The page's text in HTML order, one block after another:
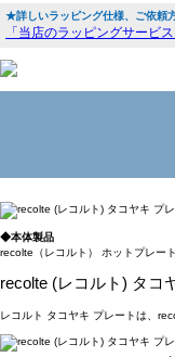
★詳しいラッピング仕様、ご依頼
「当店のラッピングサービ
◆本体製品
recolte（レコルト） ホットプレー
recolte (レコルト) タコ
レコルト タコヤキ プレートは、